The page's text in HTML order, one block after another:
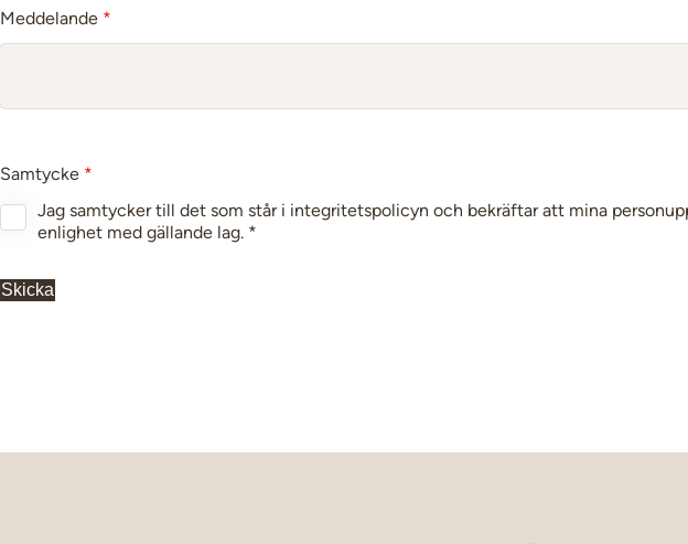
Meddelande *
Samtycke *
Jag samtycker till det som står i integritetspolicyn och bekräftar att mina
enlighet med gällande lag. *
Skicka